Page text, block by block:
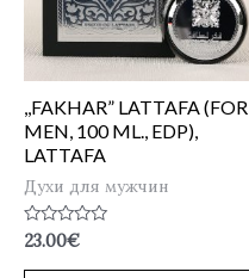
,,FAKHAR” LATTAFA (FOR
MEN, 100 ML., EDP),
LATTAFA
Духи для мужчин
Оценка
0
из
23.00€